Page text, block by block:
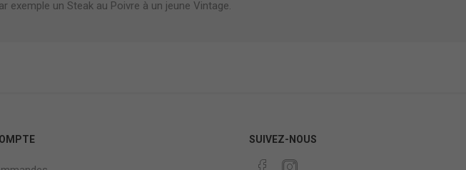
un Steak au Poivre à un jeune Vintage.
SUIVEZ-NOUS